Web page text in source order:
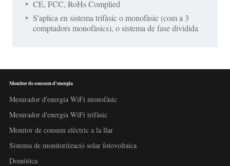
CE, FCC, RoHs Complied
S'aplica en sistema trifàsic o monofàsic (com a 3
comptadors monofàsics), o sistema de fase dividida
Monitor de consum d'energia
Mesurador d'energia WiFi monofàsic
Mesurador d'energia WiFi trifàsic
Monitor de consum elèctric a la llar
Sistema de monitorització solar fotovoltaica
Domòtica